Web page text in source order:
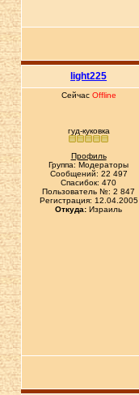
light225
Сейчас Offline
гуд-куковка
Профиль
Группа: Модераторы
Сообщений: 22 497
Спасибок: 470
Пользователь №: 2 847
Регистрация: 12.04.2005
Откуда: Израиль